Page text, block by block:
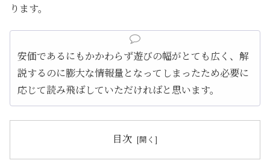
ります。
安価であるにもかかわらず遊びの幅がとても広く、解
説するのに膨大な情報量となってしまったため必要に
応じて読み飛ばしていただければと思います。
目次